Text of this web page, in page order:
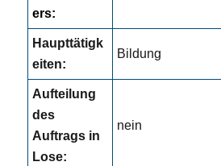
ers:
Haupttätigk
eiten:
Bildung
Aufteilung
des
Auftrags in
Lose:
nein